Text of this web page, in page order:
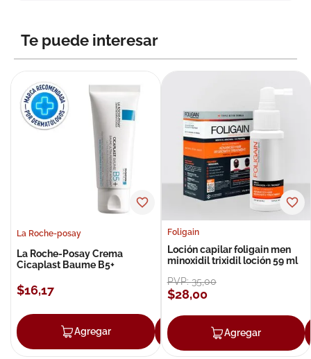
Te puede interesar
La Roche-posay
La Roche-Posay Crema
Cicaplast Baume B5+
$16,17
Agregar Agregar
Foligain
Loción capilar foligain men
minoxidil trixidil loción 59 ml
PVP:35,00
$28,00
Agregar
9 nivea
10.pañales